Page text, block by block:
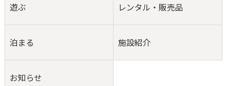
遊ぶ レンタル・販売品
泊まる 施設紹介
お知らせ